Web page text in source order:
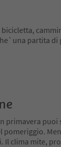
partita
primavera puoi
pomeriggio.
Il clima mite,